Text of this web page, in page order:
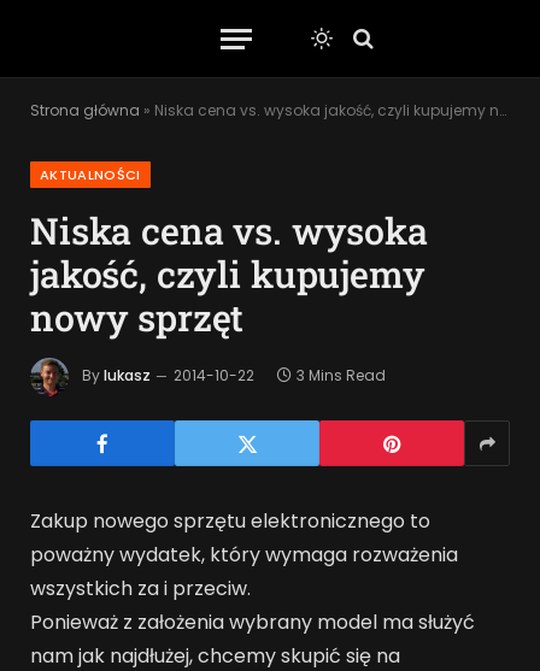
Strona główna » Niska cena vs. wysoka jakość, czyli kupujemy nowy sprzęt
AKTUALNOŚCI
Niska cena vs. wysoka
jakość, czyli kupujemy
nowy sprzęt
Bylukasz 2014-10-22 3 Mins Read
Zakup nowego sprzętu elektronicznego to
poważny wydatek, który wymaga rozważenia
wszystkich za i przeciw.
Ponieważ z założenia wybrany model ma służyć
nam jak najdłużej, chcemy skupić się na